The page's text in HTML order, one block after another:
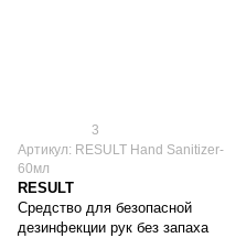
3
Артикул: RESULT Hand Sanitizer-
60мл
RESULT
Средство для безопасной
дезинфекции рук без запаха